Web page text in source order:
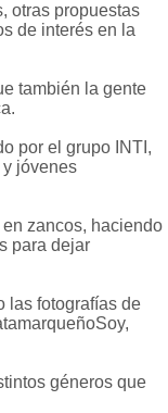
otras propuestas
de interés en la
también la gente
por el grupo INTI,
jóvenes
zancos, haciendo
para dejar
las fotografías de
géneros que